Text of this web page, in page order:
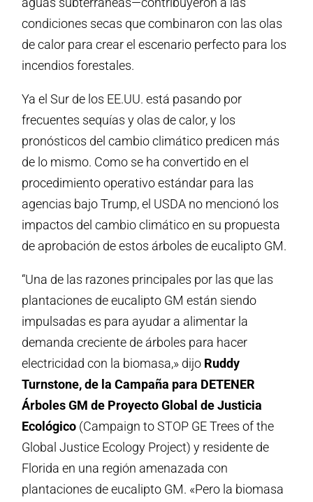
condiciones secas que combinaron con las olas
de calor para crear el escenario perfecto para los
incendios forestales.
Ya el Sur de los EE.UU. está pasando por
frecuentes sequías y olas de calor, y los
pronósticos del cambio climático predicen más
de lo mismo. Como se ha convertido en el
procedimiento operativo estándar para las
agencias bajo Trump, el USDA no mencionó los
impactos del cambio climático en su propuesta
de aprobación de estos árboles de eucalipto GM.
“Una de las razones principales por las que las
plantaciones de eucalipto GM están siendo
impulsadas es para ayudar a alimentar la
demanda creciente de árboles para hacer
electricidad con la biomasa,» dijo Ruddy
Turnstone, de la Campaña para DETENER
Árboles GM de Proyecto Global de Justicia
Ecológico (Campaign to STOP GE Trees of the
Global Justice Ecology Project) y residente de
Florida en una región amenazada con
plantaciones de eucalipto GM. «Pero la biomasa